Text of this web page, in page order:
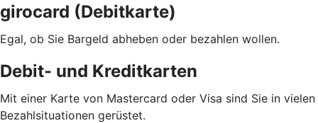
girocard (Debitkarte)
Egal, ob Sie Bargeld abheben oder bezahlen wollen.
Debit- und Kreditkarten
Mit einer Karte von Mastercard oder Visa sind Sie in vielen
Bezahlsituationen gerüstet.